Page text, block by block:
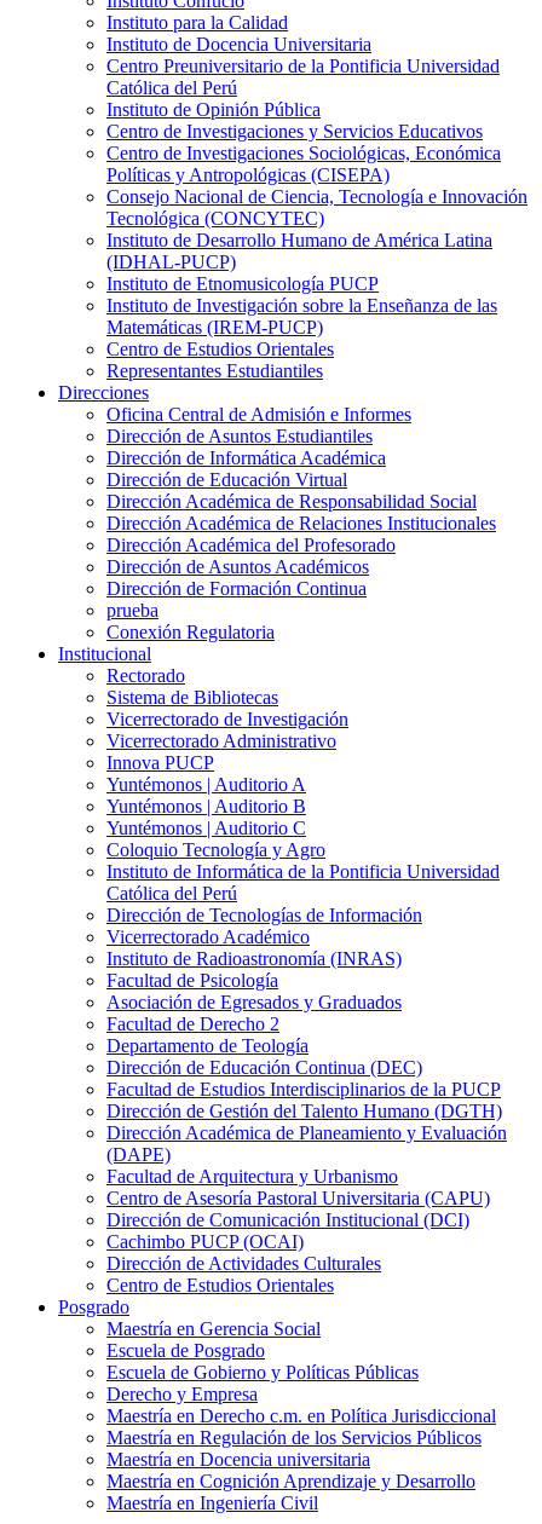
Instituto para la Calidad
Instituto de Docencia Universitaria
Centro Preuniversitario de la Pontificia Universidad
Católica del Perú
Instituto de Opinión Pública
Centro de Investigaciones y Servicios Educativos
Centro de Investigaciones Sociológicas, Económica
Políticas y Antropológicas (CISEPA)
Consejo Nacional de Ciencia, Tecnología e Innovación
Tecnológica (CONCYTEC)
Instituto de Desarrollo Humano de América Latina
(IDHAL-PUCP)
Instituto de Etnomusicología PUCP
Instituto de Investigación sobre la Enseñanza de las
Matemáticas (IREM-PUCP)
Centro de Estudios Orientales
Representantes Estudiantiles
Direcciones
Oficina Central de Admisión e Informes
Dirección de Asuntos Estudiantiles
Dirección de Informática Académica
Dirección de Educación Virtual
Dirección Académica de Responsabilidad Social
Dirección Académica de Relaciones Institucionales
Dirección Académica del Profesorado
Dirección de Asuntos Académicos
Dirección de Formación Continua
prueba
Conexión Regulatoria
Institucional
Rectorado
Sistema de Bibliotecas
Vicerrectorado de Investigación
Vicerrectorado Administrativo
Innova PUCP
Yuntémonos | Auditorio A
Yuntémonos | Auditorio B
Yuntémonos | Auditorio C
Coloquio Tecnología y Agro
Instituto de Informática de la Pontificia Universidad
Católica del Perú
Dirección de Tecnologías de Información
Vicerrectorado Académico
Instituto de Radioastronomía (INRAS)
Facultad de Psicología
Asociación de Egresados y Graduados
Facultad de Derecho 2
Departamento de Teología
Dirección de Educación Continua (DEC)
Facultad de Estudios Interdisciplinarios de la PUCP
Dirección de Gestión del Talento Humano (DGTH)
Dirección Académica de Planeamiento y Evaluación
(DAPE)
Facultad de Arquitectura y Urbanismo
Centro de Asesoría Pastoral Universitaria (CAPU)
Dirección de Comunicación Institucional (DCI)
Cachimbo PUCP (OCAI)
Dirección de Actividades Culturales
Centro de Estudios Orientales
Posgrado
Maestría en Gerencia Social
Escuela de Posgrado
Escuela de Gobierno y Políticas Públicas
Derecho y Empresa
Maestría en Derecho c.m. en Política Jurisdiccional
Maestría en Regulación de los Servicios Públicos
Maestría en Docencia universitaria
Maestría en Cognición Aprendizaje y Desarrollo
Maestría en Ingeniería Civil